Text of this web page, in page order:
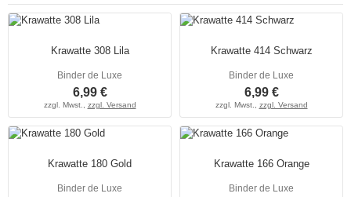
Krawatte 308 Lila
Binder de Luxe
6,99 €
zzgl. Mwst., zzgl. Versand
Krawatte 414 Schwarz
Binder de Luxe
6,99 €
zzgl. Mwst., zzgl. Versand
Krawatte 180 Gold
Binder de Luxe
Krawatte 166 Orange
Binder de Luxe